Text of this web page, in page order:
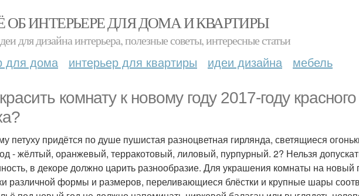
ОБ ИНТЕРЬЕРЕ ДЛЯ ДОМА И КВАРТИРЫ
для дизайна интерьера, полезные советы, интересные статьи
для дома интерьер для квартиры идеи дизайна мебель
комнату к новому году 2017-году
петуху придётся по душе пушистая разноцветная гирлянда, светящиеся
- жёлтый, оранжевый, терракотовый, лиловый, пурпурный. 2? Нельзя
в декоре должно царить разнообразие. Для украшения комнаты на новый
различной формы и размеров, переливающиеся блёстки и крупные шары